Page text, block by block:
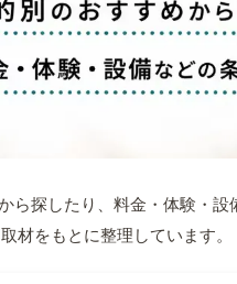
ら探したり、料金・体験・
材をもとに整理しています。